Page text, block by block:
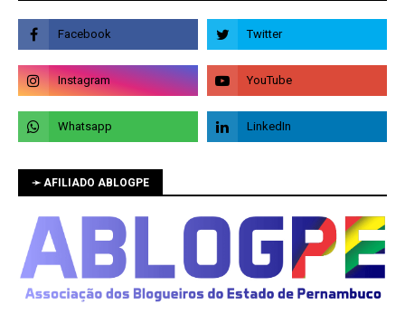
➛ AFILIADO ABLOGPE